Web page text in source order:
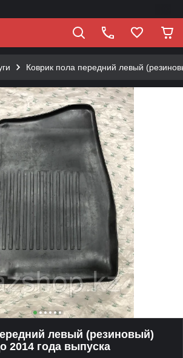
Коврик пола передний левый
левый (резиновый)
2014 года выпуска